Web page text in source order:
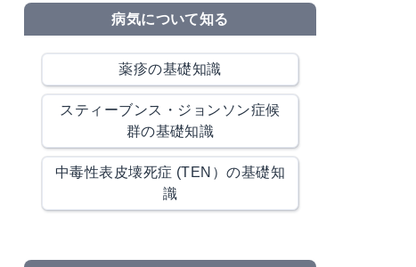
病気について知る
薬疹の基礎知識
スティーブンス・ジョンソン症候
群の基礎知識
中毒性表皮壊死症 (TEN）の基礎知
識